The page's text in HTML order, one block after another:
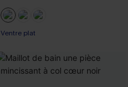
Ventre plat